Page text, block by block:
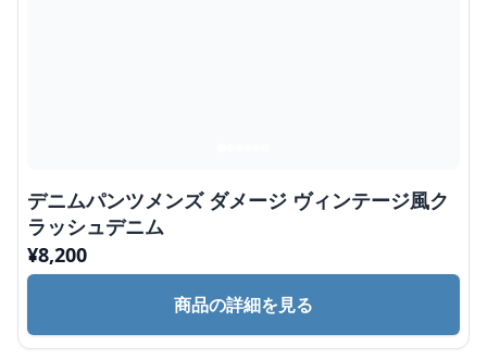
デニムパンツメンズ ダメージ ヴィンテージ風ク
ラッシュデニム
¥8,200
商品の詳細を見る